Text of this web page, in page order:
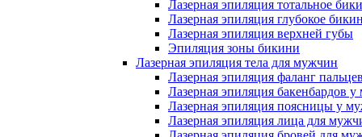
Лазерная эпиляция тотальное
Лазерная эпиляция глубокое
Лазерная эпиляция верхней губы
Эпиляция зоны бикини
Лазерная эпиляция тела для мужчин
Лазерная эпиляция фаланг
Лазерная эпиляция бакенбардов
Лазерная эпиляция поясницы у
Лазерная эпиляция лица для